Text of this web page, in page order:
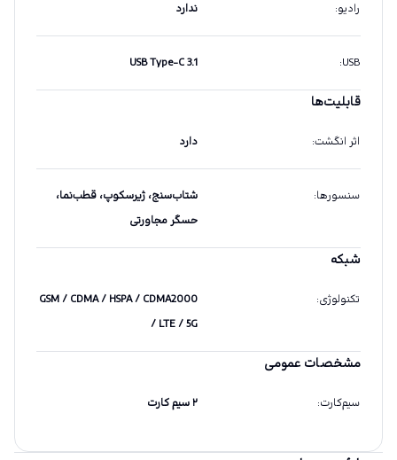
رادیو: ندارد
USB
:
USB Type-C 3.1
قابلیت‌ها
اثر انگشت: دارد
سنسورها:
شتاب‌سنج، ژیرسکوپ، قطب‌نما،
حسگر مجاورتی
شبکه
تکنولوژی:
GSM / CDMA / HSPA / CDMA2000
/ LTE / 5G
مشخصات عمومی
سیم‌کارت: ۲ سیم کارت